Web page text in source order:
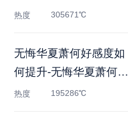
热度 305671℃
无悔华夏萧何好感度如
何提升-无悔华夏萧何好
感
热度 195286℃